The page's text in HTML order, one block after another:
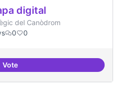
digital
del Canòdrom
0 0
VoteDrets Humans i capa digital